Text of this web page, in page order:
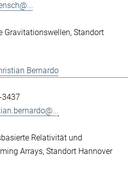
Gravitationswellen Standort
Bernardo
3437
Relativität und
Arrays Standort Hannover